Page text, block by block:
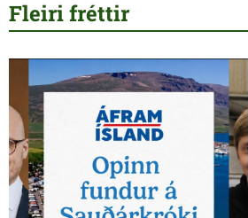
Fleiri fréttir